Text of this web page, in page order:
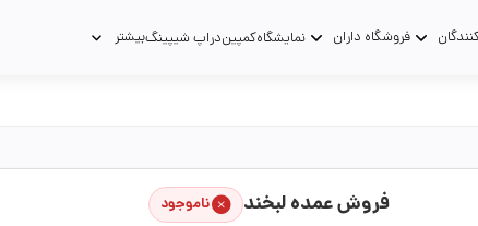
فروشگاه داران نمایشگاهکمپیندراپ شیپینگبیشتر
فروش عمده لبخند ناموجود